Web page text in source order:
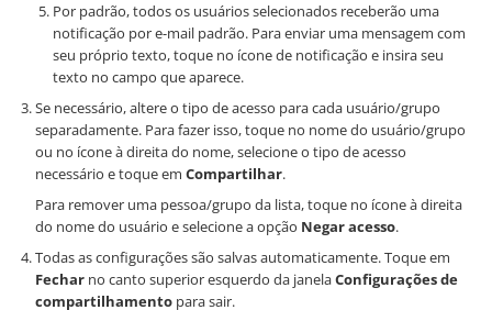
Por padrão, todos os usuários selecionados receberão uma
notificação por e-mail padrão. Para enviar uma mensagem com
seu próprio texto, toque no ícone de notificação e insira seu
texto no campo que aparece.
Se necessário, altere o tipo de acesso para cada usuário/grupo
separadamente. Para fazer isso, toque no nome do usuário/grupo
ou no ícone à direita do nome, selecione o tipo de acesso
necessário e toque em Compartilhar.
Para remover uma pessoa/grupo da lista, toque no ícone à direita
do nome do usuário e selecione a opção Negar acesso.
Todas as configurações são salvas automaticamente. Toque em
Fechar no canto superior esquerdo da janelaConfigurações de
compartilhamento para sair.